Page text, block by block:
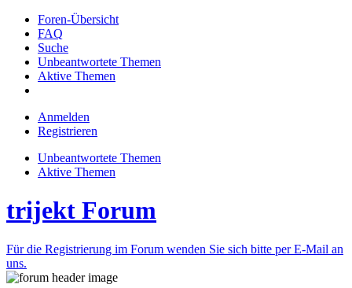
Foren-Übersicht
FAQ
Suche
Unbeantwortete Themen
Aktive Themen
Anmelden
Registrieren
Unbeantwortete Themen
Aktive Themen
trijekt Forum
Für die Registrierung im Forum wenden Sie sich bitte per E-Mail an
uns.